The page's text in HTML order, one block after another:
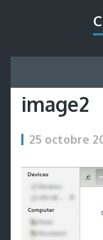
image2
25 octobre